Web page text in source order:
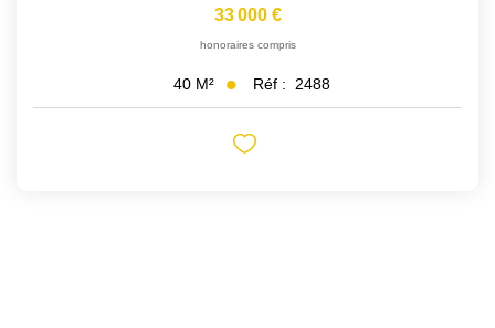
33 000 €
honoraires compris
40 M² Réf : 2488